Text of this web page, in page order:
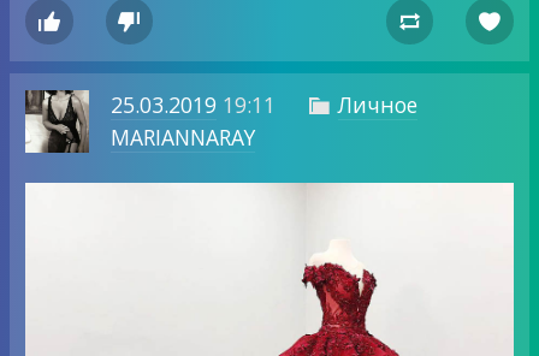
   
25.03.201919:11  Личное
MARIANNARAY